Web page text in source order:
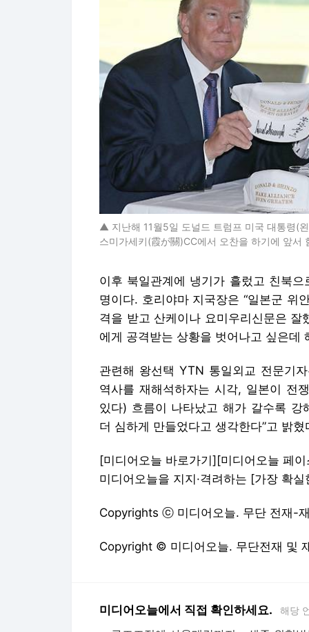
▲ 지난해 11월5일 도널드 트럼프 미국 대통령(
스미가세키(霞が關)CC에서 오찬을 하기에 앞
이후 북일관계에 냉기가 흘렀고 친북
명이다. 호리야마 지국장은 “일본군 위
격을 받고 산케이나 요미우리신문은 잘
에게 공격받는 상황을 벗어나고 싶은데
관련해 왕선택 YTN 통일외교 전문기자
역사를 재해석하자는 시각, 일본이 전
있다) 흐름이 나타났고 해가 갈수록 강
더 심하게 만들었다고 생각한다”고 밝혔
[미디어오늘 바로가기] [미디어오늘 페이
미디어오늘을 지지·격려하는 [가장 확실
Copyrights ⓒ 미디어오늘. 무단 전재-
Copyright © 미디어오늘. 무단전재 및
미디어오늘에서 직접 확인하세요. 해당